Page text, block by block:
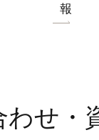
全店
せ・
報